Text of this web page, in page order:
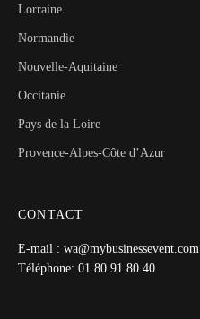
Lorraine
Normandie
Nouvelle-Aquitaine
Occitanie
Pays de la Loire
Provence-Alpes-Côte d’Azur
CONTACT
E-mail : wa@mybusinessevent.com
Téléphone: 01 80 91 80 40